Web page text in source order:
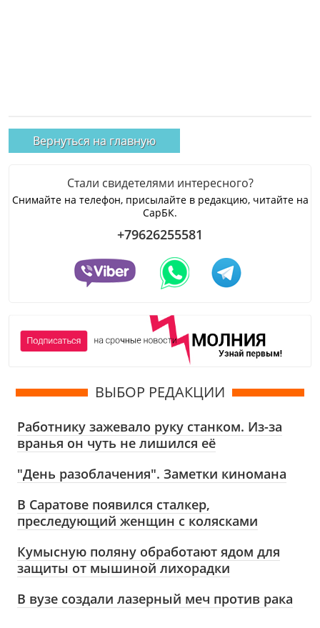
Вернуться на главную
Стали свидетелями интересного?
Снимайте на телефон, присылайте в редакцию, читайте на
СарБК.
+79626255581
ВЫБОР РЕДАКЦИИ
Работнику зажевало руку станком. Из-за
вранья он чуть не лишился её
"День разоблачения". Заметки киномана
В Саратове появился сталкер,
преследующий женщин с колясками
Кумысную поляну обработают ядом для
защиты от мышиной лихорадки
В вузе создали лазерный меч против рака